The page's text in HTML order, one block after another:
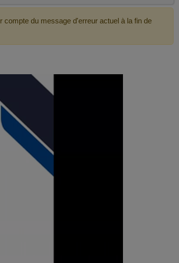
du message d'erreur actuel à la fin de